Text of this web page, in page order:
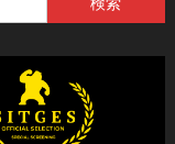
索: